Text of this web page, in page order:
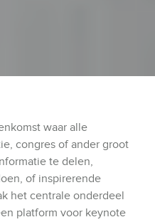
waar alle
congres of ander groot
te delen,
of inspirerende
het centrale onderdeel
platform voor keynote